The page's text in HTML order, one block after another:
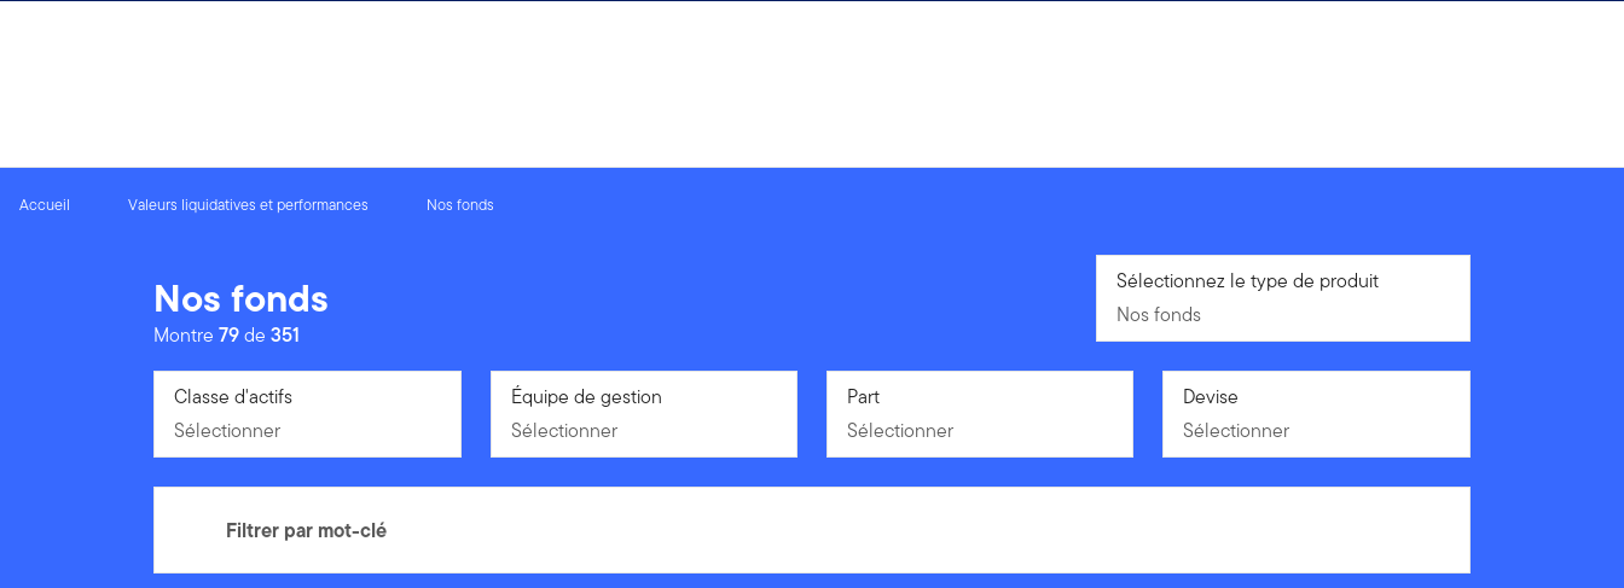
Accueil Valeurs liquidatives et performances Nos fonds
Nos fonds
Montre79de351
Nos fonds
Sélectionnez le type de produit
Nos fonds
Sélectionner
Classe d'actifs
Sélectionner
Sélectionner
Équipe de gestion
Sélectionner
Sélectionner
Part
Sélectionner
Sélectionner
Devise
Sélectionner
Filtrer par mot-clé